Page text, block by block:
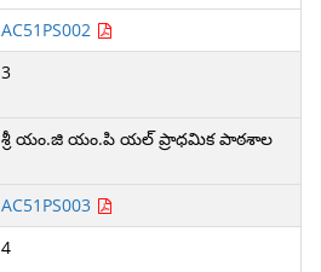
AC51PS002
3
శ్రీ యం.జి యం.పి యల్ ప్రాధమిక పాఠశాల
AC51PS003
4